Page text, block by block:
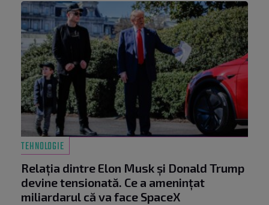
TEHNOLOGIE
Relația dintre Elon Musk și Donald Trump
devine tensionată. Ce a amenințat
miliardarul că va face SpaceX